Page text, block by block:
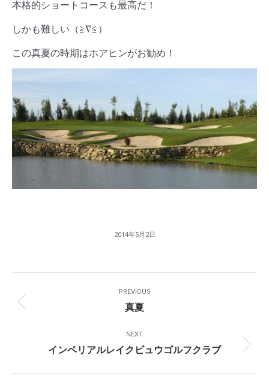
本格的ショートコースも最高だ！
しかも難しい（≧∇≦）
この真夏の時期はホアヒンがお勧め！
2014年5月2日
Navigation
PREVIOUS
Previous
真夏
NEXT
Next
インペリアルレイクビュウゴルフクラブ